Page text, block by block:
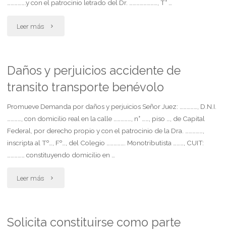
…………….y con el patrocinio letrado del Dr. ……………………, T° …
Leer más "Demanda
alimentos
contra
los
Daños y perjuicios accidente de
transito transporte benévolo
Promueve Demanda por daños y perjuicios Señor Juez: ……………, D.N.I.
…………, con domicilio real en la calle ……………, n° ……, piso …, de Capital
Federal, por derecho propio y con el patrocinio de la Dra. ……………,
inscripta al Tº…, Fº…, del Colegio ……………. Monotributista ………, CUIT:
…………… constituyendo domicilio en …
Leer más "Daños
Solicita constituirse como parte